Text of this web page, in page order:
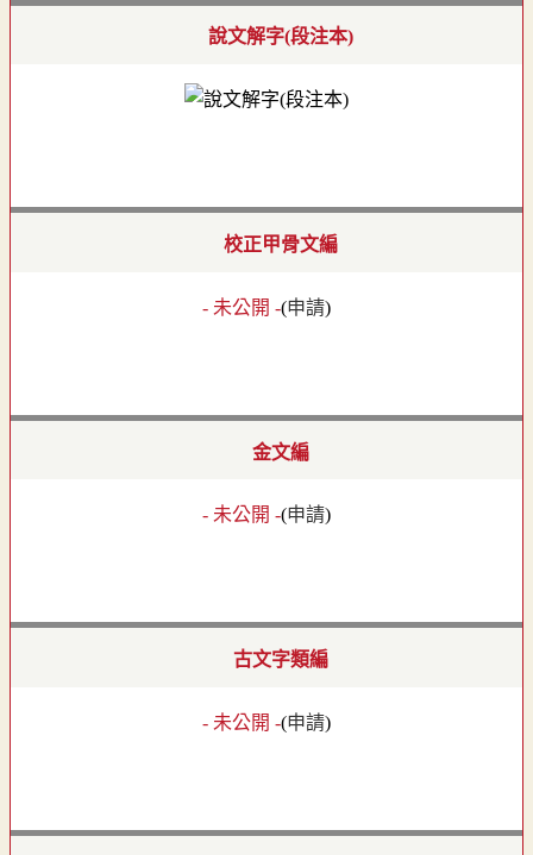
說文解字(段注本)
校正甲骨文編
- 未公開 -(申請)
金文編
- 未公開 -(申請)
古文字類編
- 未公開 -(申請)